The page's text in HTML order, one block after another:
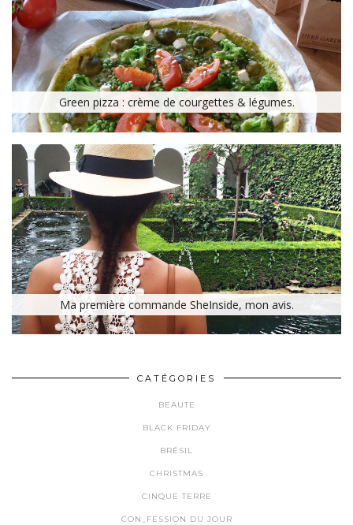
Green pizza : crème de courgettes & légumes.
Ma première commande SheInside, mon avis.
CATÉGORIES
BEAUTE
BLACK FRIDAY
BRÉSIL
CHRISTMAS
CINQUE TERRE
CON_FESSION DU JOUR